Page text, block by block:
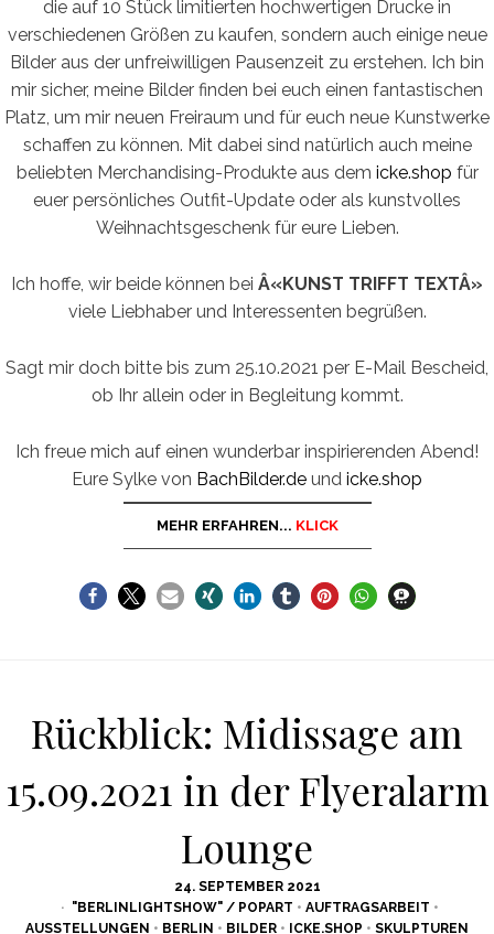
die auf 10 Stück limitierten hochwertigen Drucke in
verschiedenen Größen zu kaufen, sondern auch einige neue
Bilder aus der unfreiwilligen Pausenzeit zu erstehen. Ich bin
mir sicher, meine Bilder finden bei euch einen fantastischen
Platz, um mir neuen Freiraum und für euch neue Kunstwerke
schaffen zu können. Mit dabei sind natürlich auch meine
beliebten Merchandising-Produkte aus dem icke.shop für
euer persönliches Outfit-Update oder als kunstvolles
Weihnachtsgeschenk für eure Lieben.
Ich hoffe, wir beide können bei Â«KUNST TRIFFT TEXTÂ»
viele Liebhaber und Interessenten begrüßen.
Sagt mir doch bitte bis zum 25.10.2021 per E-Mail Bescheid,
ob Ihr allein oder in Begleitung kommt.
Ich freue mich auf einen wunderbar inspirierenden Abend!
Eure Sylke von BachBilder.de und icke.shop
MEHR ERFAHREN... KLICK
Rückblick: Midissage am
15.09.2021 in der Flyeralarm
Lounge
POSTED
ON
24. SEPTEMBER 2021
"BERLINLIGHTSHOW" / POPART • AUFTRAGSARBEIT •
AUSSTELLUNGEN • BERLIN • BILDER • ICKE.SHOP • SKULPTUREN